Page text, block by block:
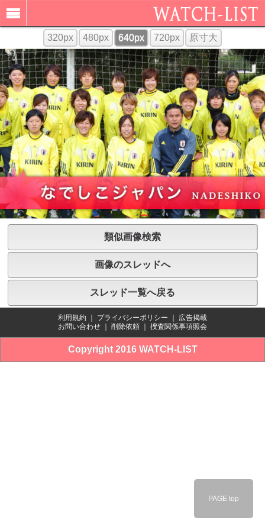
320px 480px 640px 720px 原寸大
類似画像検索
画像のスレッドへ
スレッド一覧へ戻る
利用規約 プライバシーポリシー
広告掲載
お問い合わせ
削除依頼 捜査関係事項照会
Copyright 2016 WATCH-LIST
PAGE top